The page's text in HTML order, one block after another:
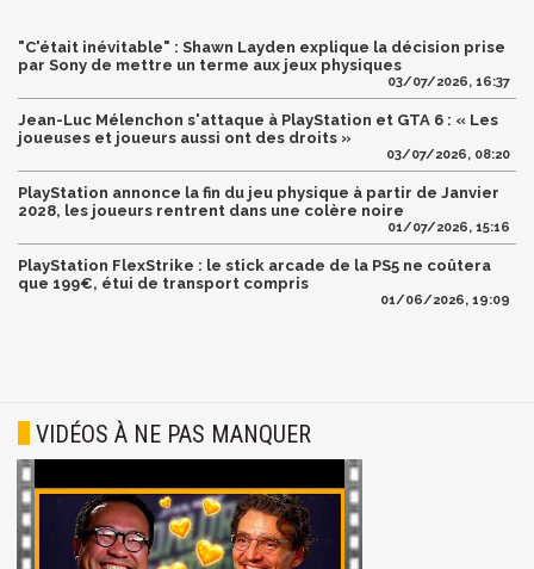
"C'était inévitable" : Shawn Layden explique la décision prise
par Sony de mettre un terme aux jeux physiques
03/07/2026, 16:37
Jean-Luc Mélenchon s'attaque à PlayStation et GTA 6 : « Les
joueuses et joueurs aussi ont des droits »
03/07/2026, 08:20
PlayStation annonce la fin du jeu physique à partir de Janvier
2028, les joueurs rentrent dans une colère noire
01/07/2026, 15:16
PlayStation FlexStrike : le stick arcade de la PS5 ne coûtera
que 199€, étui de transport compris
01/06/2026, 19:09
VIDÉOS À NE PAS MANQUER